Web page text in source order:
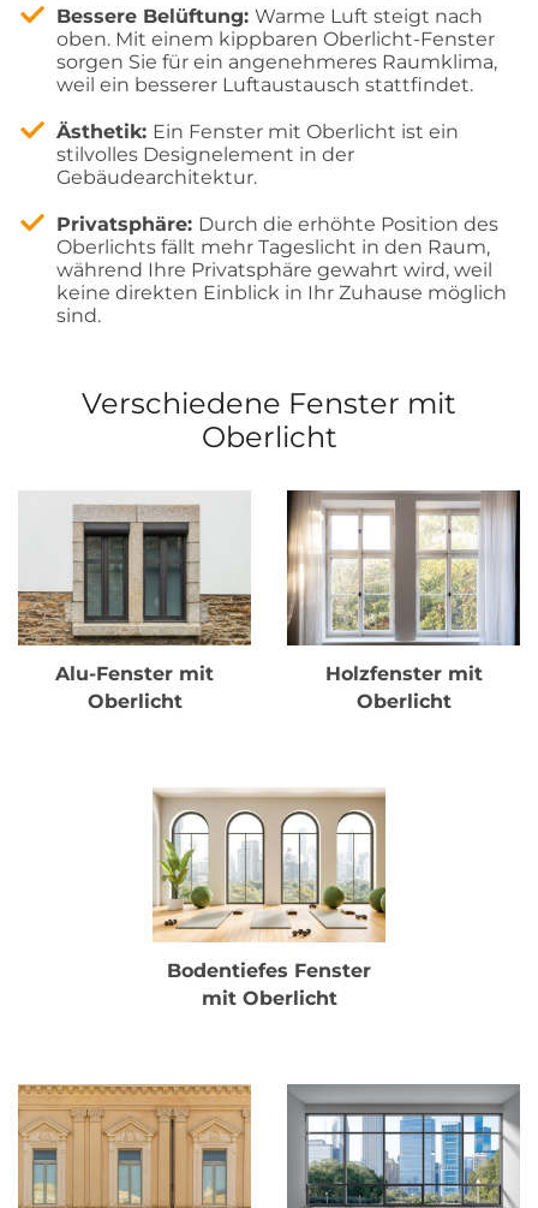
Bessere Belüftung: Warme Luft steigt nach
oben. Mit einem kippbaren Oberlicht-Fenster
sorgen Sie für ein angenehmeres Raumklima,
weil ein besserer Luftaustausch stattfindet.
Ästhetik: Ein Fenster mit Oberlicht ist ein
stilvolles Designelement in der
Gebäudearchitektur.
Privatsphäre: Durch die erhöhte Position des
Oberlichts fällt mehr Tageslicht in den Raum,
während Ihre Privatsphäre gewahrt wird, weil
keine direkten Einblick in Ihr Zuhause möglich
sind.
Verschiedene Fenster mit
Oberlicht
Alu-Fenster mit
Oberlicht
Holzfenster mit
Oberlicht
Bodentiefes Fenster
mit Oberlicht